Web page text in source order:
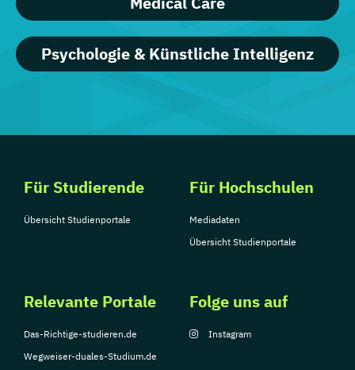
Psychologie & Künstliche Intelligenz
Für Studierende
Übersicht Studienportale
Für Hochschulen
Mediadaten
Übersicht Studienportale
Relevante Portale
Das-Richtige-studieren.de
Wegweiser-duales-Studium.de
Folge uns auf
Instagram